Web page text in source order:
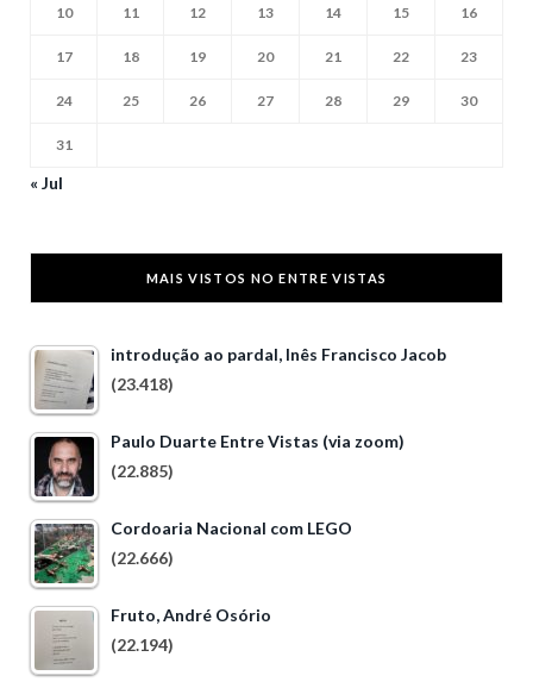
10 11 12 13 14 15 16
17 18 19 20 21 22 23
24 25 26 27 28 29 30
31
« Jul
MAIS VISTOS NO ENTRE VISTAS
introdução ao pardal, Inês Francisco Jacob
(23.418)
Paulo Duarte Entre Vistas (via zoom)
(22.885)
Cordoaria Nacional com LEGO
(22.666)
Fruto, André Osório
(22.194)